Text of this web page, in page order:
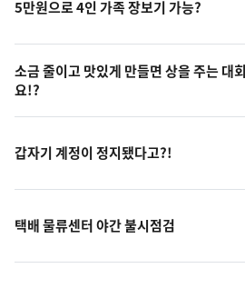
5만원으로 4인 가족 장보기 가능?
소금 줄이고 맛있게 만들면 상을 주는 대
요!?
갑자기 계정이 정지됐다고?!
택배 물류센터 야간 불시점검